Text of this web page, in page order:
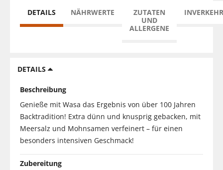
DETAILS NÄHRWERTE
ZUTATEN
UND
ALLERGENE
DETAILS
Beschreibung
Genieße mit Wasa das Ergebnis von über 100 Jahren
Backtradition! Extra dünn und knusprig gebacken, mit
Meersalz und Mohnsamen verfeinert – für einen
besonders intensiven Geschmack!
Zubereitung